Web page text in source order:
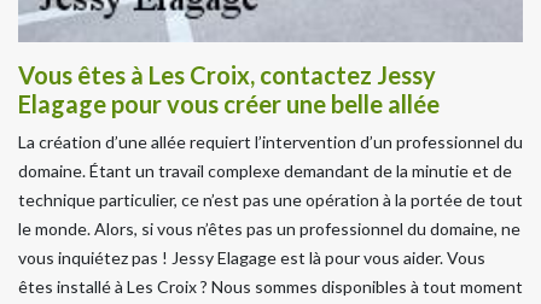
Vous êtes à Les Croix, contactez Jessy
Elagage pour vous créer une belle allée
La création d’une allée requiert l’intervention d’un professionnel du
domaine. Étant un travail complexe demandant de la minutie et de
technique particulier, ce n’est pas une opération à la portée de tout
le monde. Alors, si vous n’êtes pas un professionnel du domaine, ne
vous inquiétez pas ! Jessy Elagage est là pour vous aider. Vous
êtes installé à Les Croix ? Nous sommes disponibles à tout moment